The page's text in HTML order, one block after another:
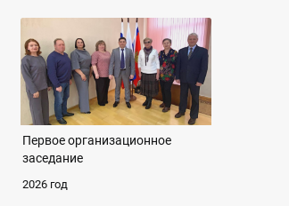
Первое организационное
заседание
2026 год